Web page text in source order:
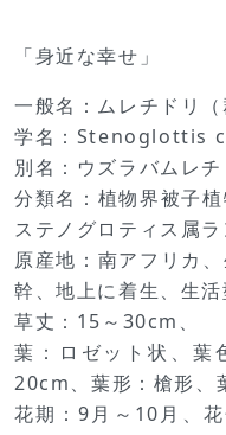
「身近な幸せ」
一般名：ムレチドリ（
学名：Stenoglottis
別名：ウズラバムレ
分類名：植物界被子
ステノグロティス属
原産地：南アフリカ
幹、地上に着生、生活
草丈：15～30cm、
葉：ロゼット状、葉
20cm、葉形：槍形、
花期：9月～10月、